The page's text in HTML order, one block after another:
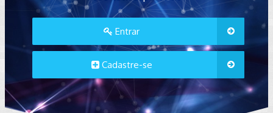
Entrar
Cadastre-se